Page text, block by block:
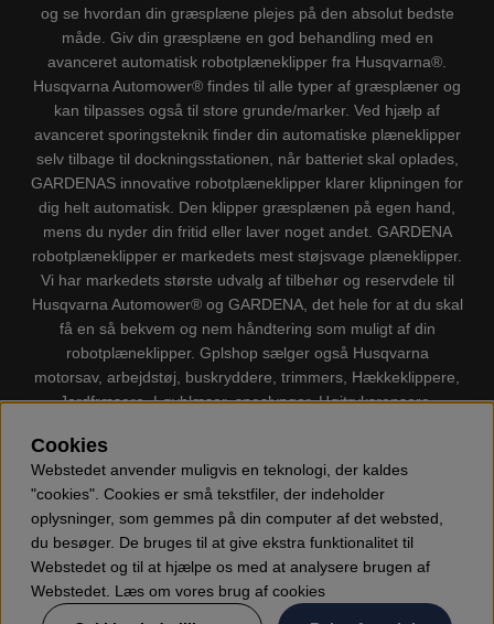
og se hvordan din græsplæne plejes på den absolut bedste
måde. Giv din græsplæne en god behandling med en
avanceret automatisk robotplæneklipper fra Husqvarna®.
Husqvarna Automower® findes til alle typer af græsplæner og
kan tilpasses også til store grunde/marker. Ved hjælp af
avanceret sporingsteknik finder din automatiske plæneklipper
selv tilbage til dockningsstationen, når batteriet skal oplades,
GARDENAS innovative robotplæneklipper klarer klipningen for
dig helt automatisk. Den klipper græsplænen på egen hand,
mens du nyder din fritid eller laver noget andet. GARDENA
robotplæneklipper er markedets mest støjsvage plæneklipper.
Vi har markedets største udvalg af tilbehør og reservdele til
Husqvarna Automower® og GARDENA, det hele for at du skal
få en så bekvem og nem håndtering som muligt af din
robotplæneklipper. Gplshop sælger også Husqvarna
motorsav, arbejdstøj, buskryddere, trimmers, Hækkeklippere,
Jordfræsere, Løvblæser, sneslynger, Højtryksrensere,
Cookies
Webstedet anvender muligvis en teknologi, der kaldes
"cookies". Cookies er små tekstfiler, der indeholder
oplysninger, som gemmes på din computer af det websted,
du besøger. De bruges til at give ekstra funktionalitet til
Webstedet og til at hjælpe os med at analysere brugen af
Webstedet. Læs om vores brug af cookies